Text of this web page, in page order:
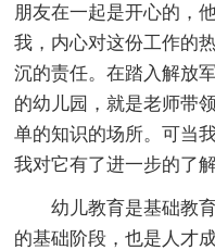
朋友在一起是开心的，
我，内心对这份工作的
沉的责任。在踏入解放
的幼儿园，就是老师带
单的知识的场所。可当
我对它有了进一步的了解
幼儿教育是基础教
的基础阶段，也是人才